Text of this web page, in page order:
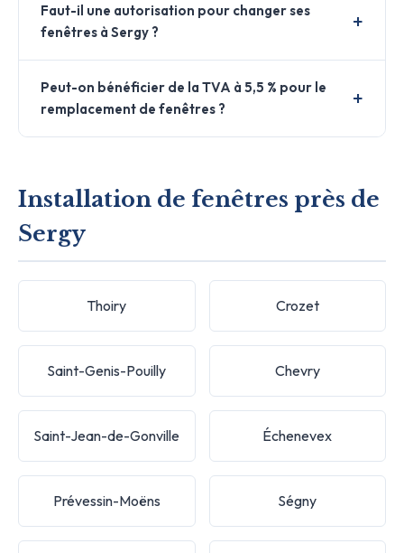
Faut-il une autorisation pour changer ses
fenêtres à Sergy ?
Peut-on bénéficier de la TVA à 5,5 % pour le
remplacement de fenêtres ?
Installation de fenêtres près de
Sergy
Thoiry Crozet
Saint-Genis-Pouilly Chevry
Saint-Jean-de-Gonville Échenevex
Prévessin-Moëns Ségny